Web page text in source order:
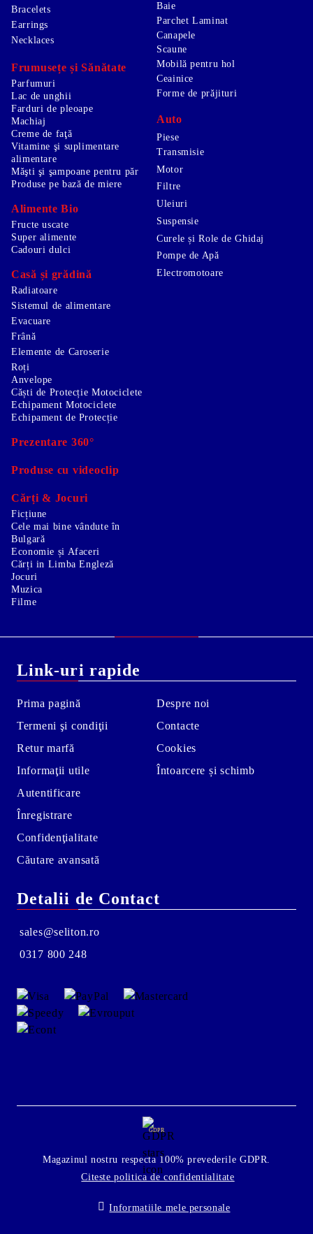
Bracelets
Earrings
Necklaces
Frumusețe și Sănătate
Parfumuri
Lac de unghii
Farduri de pleoape
Machiaj
Creme de faţă
Vitamine şi suplimentare
alimentare
Măşti şi şampoane pentru păr
Produse pe bază de miere
Alimente Bio
Fructe uscate
Super alimente
Cadouri dulci
Casă și grădină
Baie
Parchet Laminat
Canapele
Scaune
Mobilă pentru hol
Ceainice
Forme de prăjituri
Auto
Piese
Transmisie
Motor
Filtre
Uleiuri
Suspensie
Curele și Role de Ghidaj
Pompe de Apă
Electromotoare
Radiatoare
Sistemul de alimentare
Evacuare
Frână
Elemente de Caroserie
Roți
Anvelope
Căști de Protecție Motociclete
Echipament Motociclete
Echipament de Protecție
Prezentare 360°
Produse cu videoclip
Cărți & Jocuri
Ficțiune
Cele mai bine vândute în
Bulgară
Economie și Afaceri
Cărți in Limba Engleză
Jocuri
Muzica
Filme
Link-uri rapide
Prima pagină
Termeni şi condiţii
Retur marfă
Informaţii utile
Autentificare
Înregistrare
Confidenţialitate
Căutare avansată
Despre noi
Contacte
Cookies
Întoarcere și schimb
Detalii de Contact
sales@seliton.ro
0317 800 248
GDPR
Magazinul nostru respecta 100% prevederile GDPR.
Citeste politica de confidentialitate
Informatiile mele personale